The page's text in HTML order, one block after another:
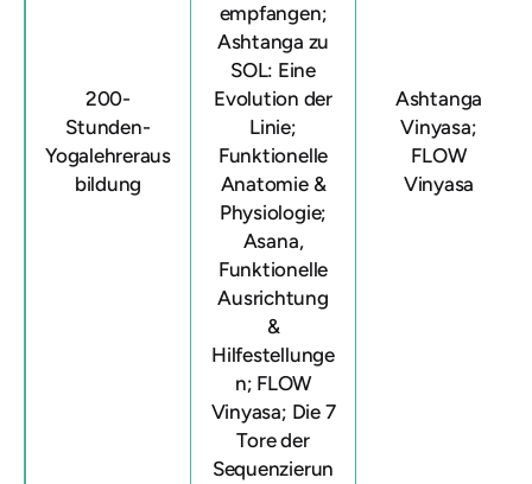
200-
Stunden-
Yogalehreraus
bildung
empfangen;
Ashtanga zu
SOL: Eine
Evolution der
Linie;
Funktionelle
Anatomie &
Physiologie;
Asana,
Funktionelle
Ausrichtung
&
Hilfestellunge
n; FLOW
Vinyasa; Die 7
Tore der
Sequenzierun
Ashtanga
Vinyasa;
FLOW
Vinyasa